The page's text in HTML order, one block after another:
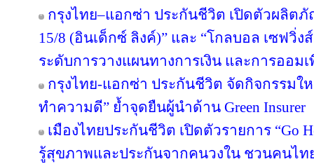
กรุงไทย–แอกซ่า ประกันชีวิต เปิดตัวผลิต
15/8 (อินเด็กซ์ ลิงค์)” และ “โกลบอล เซฟวิ่ง
ระดับการวางแผนทางการเงิน และการออม
กรุงไทย-แอกซ่า ประกันชีวิต จัดกิจกรรมใ
ทำความดี” ย้ำจุดยืนผู้นำด้าน Green Insurer
เมืองไทยประกันชีวิต เปิดตัวรายการ “Go
รู้สุขภาพและประกันจากคนวงใน ชวนคนไ